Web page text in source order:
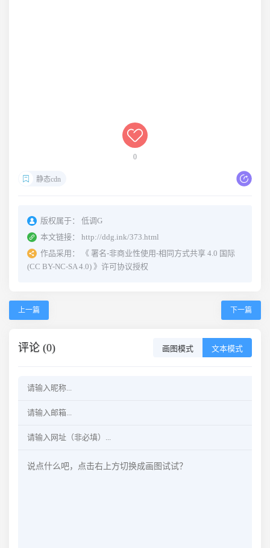
0
静态cdn
版权属于：
低调G
本文链接：
http://ddg.ink/373.html
作品采用：
《 署名-非商业性使用-相同方式共享 4.0 国际
(CC BY-NC-SA 4.0) 》许可协议授权
上一篇 下一篇
评论 (0) 画图模式 文本模式